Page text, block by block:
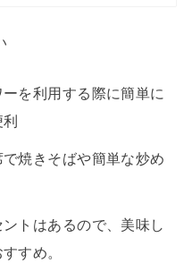
を利用する際に簡単に
焼きそばや簡単な炒め
トはあるので、美味し
すめ。